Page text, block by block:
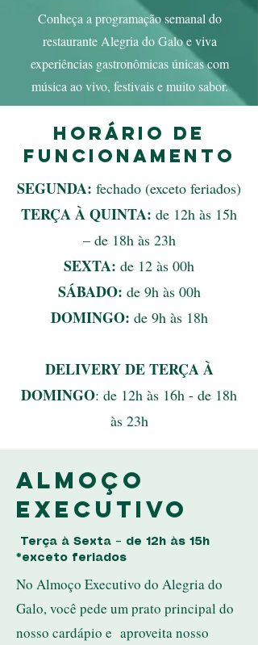
Conheça a programação semanal do
restaurante Alegria do Galo e viva
experiências gastronômicas únicas com
música ao vivo, festivais e muito sabor.
horário de
funcionamento
SEGUNDA: fechado (exceto feriados)
TERÇA À QUINTA: de 12h às 15h
– de 18h às 23h
SEXTA: de 12 às 00h
SÁBADO: de 9h às 00h
DOMINGO: de 9h às 18h
DELIVERY DE TERÇA À
DOMINGO: de 12h às 16h - de 18h
às 23h
Almoço
Executivo
Terça à Sexta – de 12h às 15h
*exceto feriados
No Almoço Executivo do Alegria do
Galo, você pede um prato principal do
nosso cardápio e aproveita nosso